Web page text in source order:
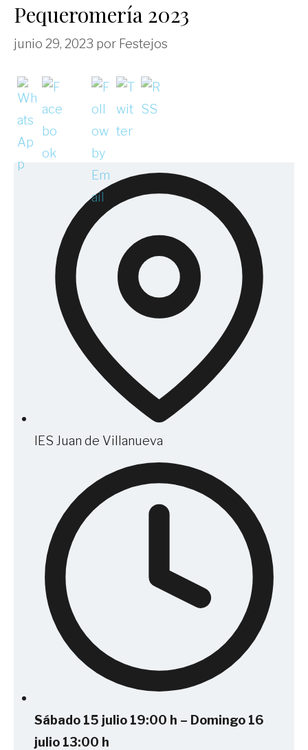
Pequeromería 2023
junio 29, 2023 por Festejos
IES Juan de Villanueva
Sábado 15 julio 19:00 h – Domingo 16
julio 13:00 h